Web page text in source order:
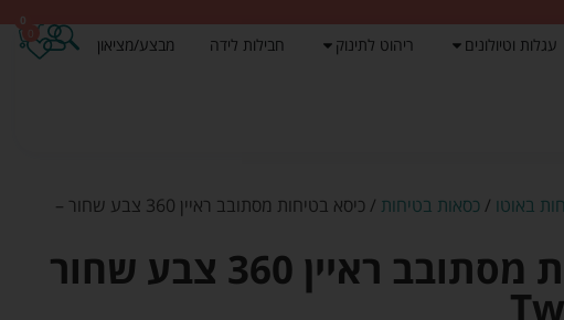
עגלות וטיולונים ריהוט לתינוק חבילות לידה מבצע/מציאון
0
באוטו /כסאות בטיחות / כיסא בטיחות מסתובב ראיין 360 צבע שחור –
כיסא בטיחות מסתובב ראיין 360 צבע שחור